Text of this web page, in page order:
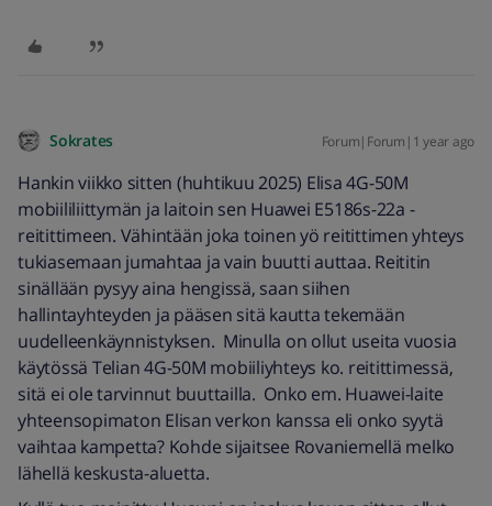
Sokrates Forum|Forum|1 year ago
Hankin viikko sitten (huhtikuu 2025) Elisa 4G-50M
mobiililiittymän ja laitoin sen Huawei E5186s-22a -
reitittimeen. Vähintään joka toinen yö reitittimen yhteys
tukiasemaan jumahtaa ja vain buutti auttaa. Reititin
sinällään pysyy aina hengissä, saan siihen
hallintayhteyden ja pääsen sitä kautta tekemään
uudelleenkäynnistyksen. Minulla on ollut useita vuosia
käytössä Telian 4G-50M mobiiliyhteys ko. reitittimessä,
sitä ei ole tarvinnut buuttailla. Onko em. Huawei-laite
yhteensopimaton Elisan verkon kanssa eli onko syytä
vaihtaa kampetta? Kohde sijaitsee Rovaniemellä melko
lähellä keskusta-aluetta.